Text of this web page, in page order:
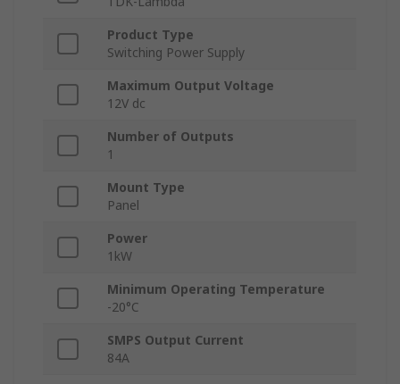
Product Type
Switching Power Supply
Maximum Output Voltage
12V dc
Number of Outputs
1
Mount Type
Panel
Power
1kW
Minimum Operating Temperature
-20°C
SMPS Output Current
84A